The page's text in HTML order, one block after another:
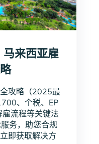
来西亚雇
攻略（2025最
、个税、EP
雇流程等关键法
务，助您合规
即获取解决方